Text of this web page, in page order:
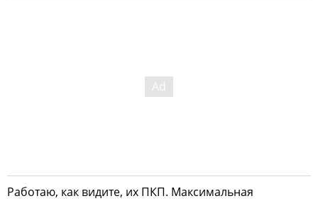
Работаю, как видите, их ПКП. Максимальная